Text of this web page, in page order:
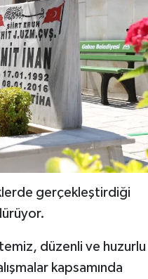
gerçekleştirdiği
düzenli ve huzurlu
kapsamında